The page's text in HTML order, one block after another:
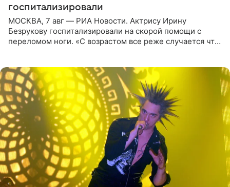
госпитализировали
МОСКВА, 7 авг — РИА Новости. Актрису Ирину
Безрукову госпитализировали на скорой помощи с
переломом ноги. «С возрастом все реже случается что-